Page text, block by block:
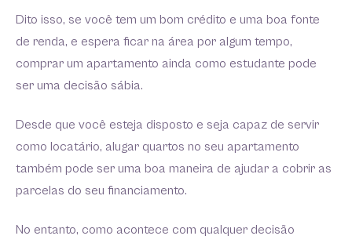
Dito isso, se você tem um bom crédito e uma boa fonte
de renda, e espera ficar na área por algum tempo,
comprar um apartamento ainda como estudante pode
ser uma decisão sábia.
Desde que você esteja disposto e seja capaz de servir
como locatário, alugar quartos no seu apartamento
também pode ser uma boa maneira de ajudar a cobrir as
parcelas do seu financiamento.
No entanto, como acontece com qualquer decisão